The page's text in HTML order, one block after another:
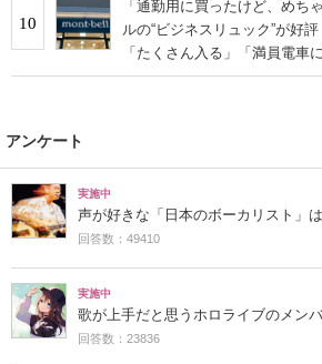
10
「通勤用に買ったけど、め
ルの“ビジネスリュック”が好
「たくさん入る」「満員電車
アンケート
実施中
声が好きな「日本のボーカリスト」
回答数：49410
実施中
歌が上手だと思うホロライブのメン
回答数：23836